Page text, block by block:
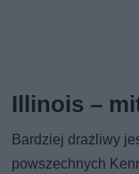
Illinois –
Bardziej drażliwy
powszechnych